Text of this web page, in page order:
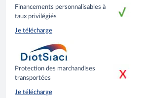
Financements personnalisables à
taux privilégiés
Je télécharge
Protection des marchandises
transportées
Je télécharge